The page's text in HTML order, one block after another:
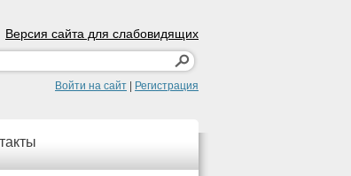
Версия сайта для слабовидящих
Войти на сайт Регистрация